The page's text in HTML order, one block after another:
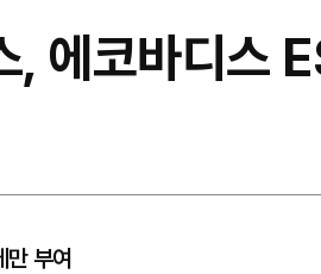
, 에코바디스
만 부여